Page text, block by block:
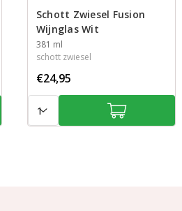
Schott Zwiesel Fusion
Wijnglas Wit
Inhoud
381 ml
schott zwiesel
€24,95